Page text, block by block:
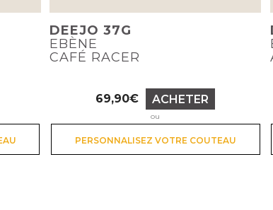
DEEJO 37G
EBÈNE
CAFÉ RACER
Prix
69,90€ ACHETER
ou
PERSONNALISEZ VOTRE COUTEAU